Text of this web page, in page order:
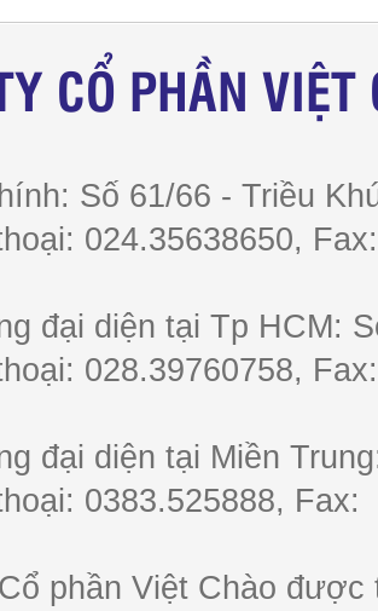
CỔ PHẦN VIỆT
Số 61/66 - Triều
024.35638650,
đại diện tại Tp HCM:
028.39760758,
đại diện tại Miền
0383.525888,
phần Việt Chào được